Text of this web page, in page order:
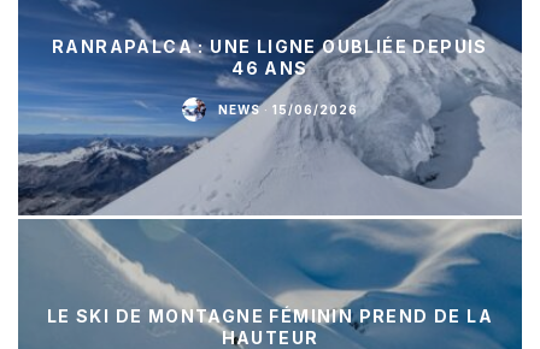
RANRAPALCA : UNE LIGNE OUBLIÉE DEPUIS
46 ANS
NEWS · 15/06/2026
LE SKI DE MONTAGNE FÉMININ PREND DE LA
HAUTEUR